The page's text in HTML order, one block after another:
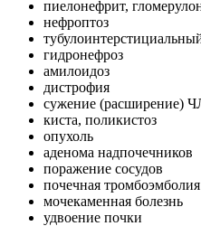
пиелонефрит,
нефроптоз
гидронефроз
амилоидоз
дистрофия
сужение (расширение)
киста, поликистоз
опухоль
аденома надпочечников
поражение сосудов
почечная тромбоэмболия
мочекаменная болезнь
удвоение почки